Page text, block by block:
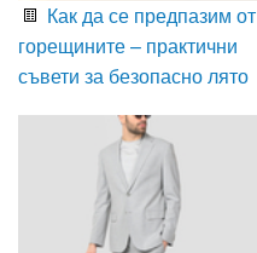
Как да се предпазим от
горещините – практични
съвети за безопасно лято